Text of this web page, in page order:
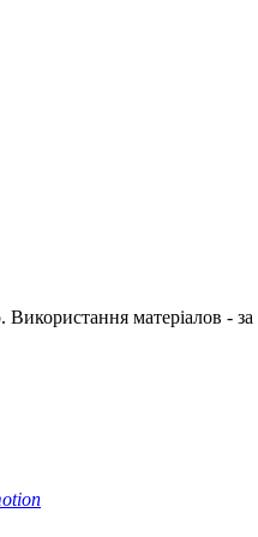
Використання матеріалов -